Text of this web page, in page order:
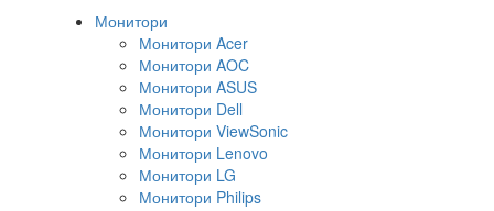
Монитори
Монитори Acer
Монитори AOC
Монитори ASUS
Монитори Dell
Монитори ViewSonic
Монитори Lenovo
Монитори LG
Монитори Philips